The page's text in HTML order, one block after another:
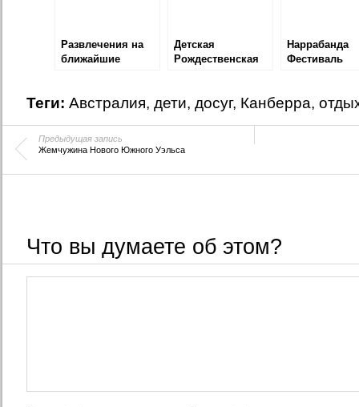
Развлечения на
ближайшие
Детская
Рождественская
Наррaбанда
Фестиваль
Теги: Австралия, дети, досуг, Канберра,
Предыдущая запись
Жемчужина Нового Южного Уэльса
Что вы думаете об этом?